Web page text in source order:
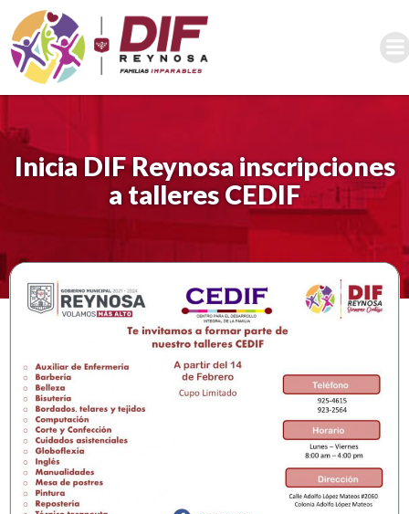
al
contenido
Inicia DIF Reynosa inscripciones
a talleres CEDIF